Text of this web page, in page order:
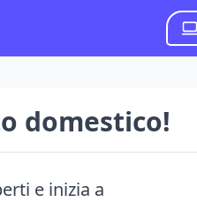
domestico!
e inizia a